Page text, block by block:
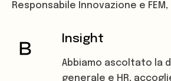
Responsabile Innovazione e FEM,
Insight
Abbiamo ascoltato la
generale e HR,